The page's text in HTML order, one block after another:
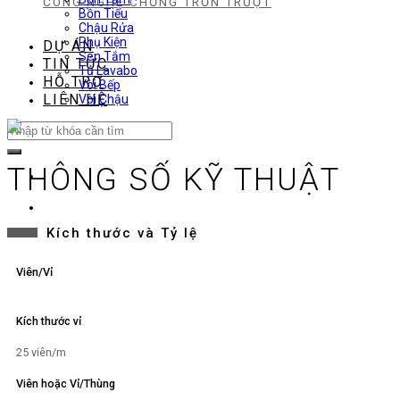
DỰ ÁN
TIN TỨC
HỖ TRỢ
LIÊN HỆ
Search
for:
Bồn Tiểu
Chậu Rửa
Phụ Kiện
Sen Tắm
Tủ Lavabo
Vòi Bếp
Vòi Chậu
THÔNG SỐ KỸ THUẬT
Kích thước và Tỷ lệ
Viên/Vỉ
Kích thước vỉ
25 viên/m
Viên hoặc Vỉ/Thùng